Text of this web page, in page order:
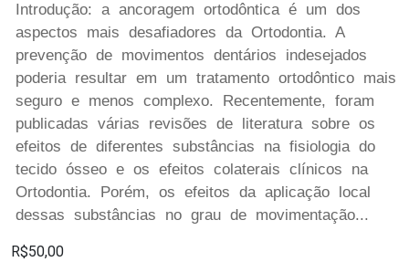
Introdução: a ancoragem ortodôntica é um dos
aspectos mais desafiadores da Ortodontia. A
prevenção de movimentos dentários indesejados
poderia resultar em um tratamento ortodôntico mais
seguro e menos complexo. Recentemente, foram
publicadas várias revisões de literatura sobre os
efeitos de diferentes substâncias na fisiologia do
tecido ósseo e os efeitos colaterais clínicos na
Ortodontia. Porém, os efeitos da aplicação local
dessas substâncias no grau de movimentação...
R$50,00